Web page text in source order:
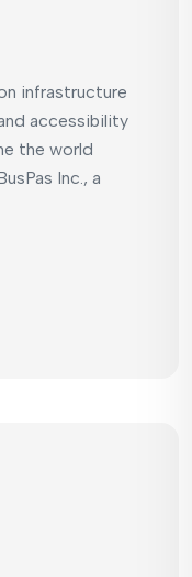
infrastructure
accessibility
the world
Inc., a